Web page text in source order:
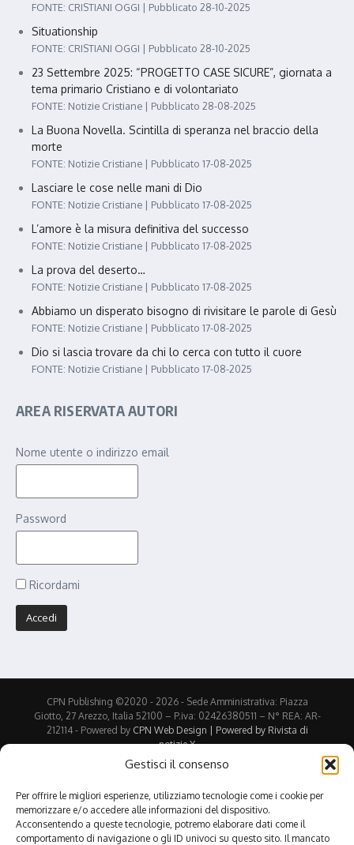
Gestisci il consenso
Per offrire le migliori esperienze, utilizziamo tecnologie come i cookie per
memorizzare e/o accedere alle informazioni del dispositivo.
Acconsentendo a queste tecnologie, potremo elaborare dati come il
comportamento di navigazione o gli ID univoci su questo sito. Il mancato
FONTE: CRISTIANI OGGI Pubblicato 28-10-2025
Situationship
FONTE: CRISTIANI OGGI Pubblicato 28-10-2025
23 Settembre 2025: “PROGETTO CASE SICURE”, giornata a
tema primario Cristiano e di volontariato
FONTE: Notizie Cristiane Pubblicato 28-08-2025
La Buona Novella. Scintilla di speranza nel braccio della
morte
FONTE: Notizie Cristiane Pubblicato 17-08-2025
Lasciare le cose nelle mani di Dio
FONTE: Notizie Cristiane Pubblicato 17-08-2025
L’amore è la misura definitiva del successo
FONTE: Notizie Cristiane Pubblicato 17-08-2025
La prova del deserto…
FONTE: Notizie Cristiane Pubblicato 17-08-2025
Abbiamo un disperato bisogno di rivisitare le parole di Gesù
FONTE: Notizie Cristiane Pubblicato 17-08-2025
Dio si lascia trovare da chi lo cerca con tutto il cuore
FONTE: Notizie Cristiane Pubblicato 17-08-2025
AREA RISERVATA AUTORI
Nome utente o indirizzo email
Password
Ricordami
CPN Publishing ©2020 - 2026 - Sede Amministrativa: Piazza
Giotto, 27 Arezzo, Italia 52100 – P.iva: 02426380511 – N° REA: AR-
212114 - Powered by CPN Web Design | Powered by Rivista di
notizie X
eBook
Condividi:
Facebook X X Telegram